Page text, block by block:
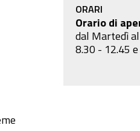
ORARI
Orario di
dal Martedì al
8.30 - 12.45